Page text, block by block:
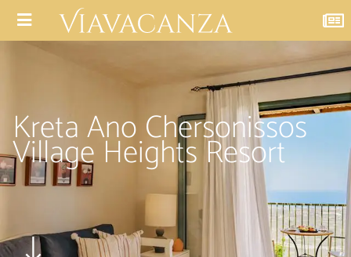
Kreta Ano Chersonissos
Village Heights Resort